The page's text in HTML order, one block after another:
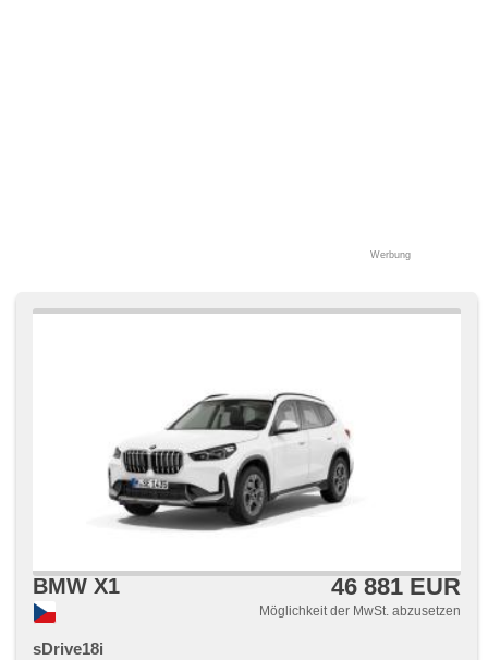
Werbung
BMW X1 46 881 EUR
Möglichkeit der MwSt. abzusetzen
sDrive18i